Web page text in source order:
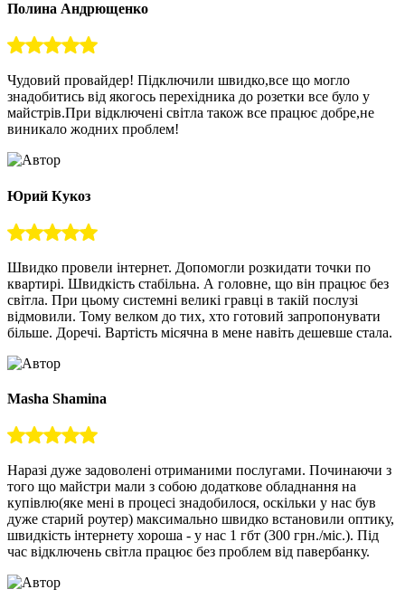
Полина Андрющенко
Чудовий провайдер! Підключили швидко,все що могло
знадобитись від якогось перехідника до розетки все було у
майстрів.При відключені світла також все працює добре,не
виникало жодних проблем!
Юрий Кукоз
Швидко провели інтернет. Допомогли розкидати точки по
квартирі. Швидкість стабільна. А головне, що він працює без
світла. При цьому системні великі гравці в такій послузі
відмовили. Тому велком до тих, хто готовий запропонувати
більше. Доречі. Вартість місячна в мене навіть дешевше стала.
Masha Shamina
Наразі дуже задоволені отриманими послугами. Починаючи з
того що майстри мали з собою додаткове обладнання на
купівлю(яке мені в процесі знадобилося, оскільки у нас був
дуже старий роутер) максимально швидко встановили оптику,
швидкість інтернету хороша - у нас 1 гбт (300 грн./міс.). Під
час відключень світла працює без проблем від павербанку.